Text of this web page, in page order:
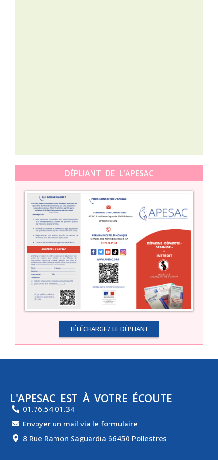
DÉPLIANT DE L'APESAC
TÉLÉCHARGEZ LE DÉPLIANT
L'APESAC EST À VOTRE ÉCOUTE
01.76.54.01.34
Envoyer un mail via le formulaire
8 Rue Ramon Saguardia 66450 Pollestres